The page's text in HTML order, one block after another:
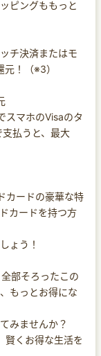
ピングももっと
チ決済またはモ
！（※3）
マホのVisaのタ
払うと、最大
カードの豪華な特
カードを持つ方
ょう！
部そろったこの
もっとお得にな
みませんか？
賢くお得な生活を